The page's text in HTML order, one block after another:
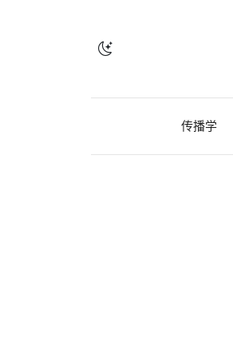
传播学